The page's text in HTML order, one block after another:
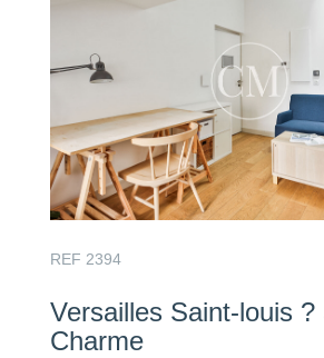
REF 2394
Versailles Saint-louis ?
Charme